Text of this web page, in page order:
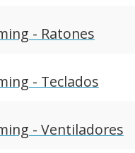
- Ratones
- Teclados
- Ventiladores